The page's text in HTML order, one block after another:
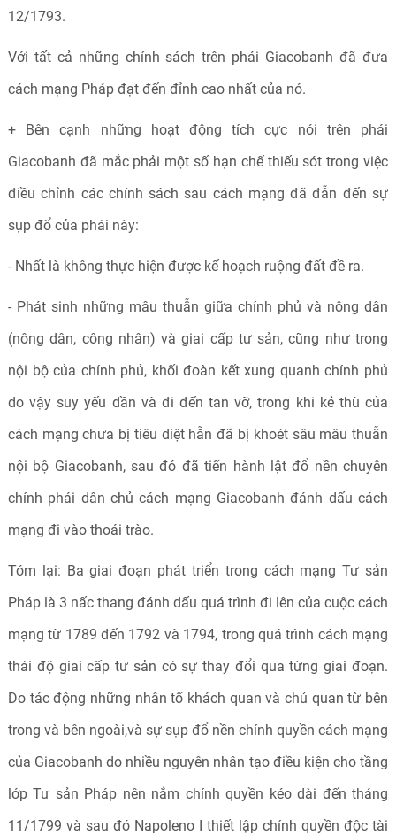
12/1793.
Với tất cả những chính sách trên phái Giacobanh đã đưa
cách mạng Pháp đạt đến đỉnh cao nhất của nó.
+ Bên cạnh những hoạt động tích cực nói trên phái
Giacobanh đã mắc phải một số hạn chế thiếu sót trong việc
điều chỉnh các chính sách sau cách mạng đã đẫn đến sự
sụp đổ của phái này:
- Nhất là không thực hiện được kế hoạch ruộng đất đề ra.
- Phát sinh những mâu thuẫn giữa chính phủ và nông dân
(nông dân, công nhân) và giai cấp tư sản, cũng như trong
nội bộ của chính phủ, khối đoàn kết xung quanh chính phủ
do vậy suy yếu dần và đi đến tan vỡ, trong khi kẻ thù của
cách mạng chưa bị tiêu diệt hẵn đã bị khoét sâu mâu thuẫn
nội bộ Giacobanh, sau đó đã tiến hành lật đổ nền chuyên
chính phái dân chủ cách mạng Giacobanh đánh dấu cách
mạng đi vào thoái trào.
Tóm lại: Ba giai đoạn phát triển trong cách mạng Tư sản
Pháp là 3 nấc thang đánh dấu quá trình đi lên của cuộc cách
mạng từ 1789 đến 1792 và 1794, trong quá trình cách mạng
thái độ giai cấp tư sản có sự thay đổi qua từng giai đoạn.
Do tác động những nhân tố khách quan và chủ quan từ bên
trong và bên ngoài,và sự sụp đổ nền chính quyền cách mạng
của Giacobanh do nhiều nguyên nhân tạo điều kiện cho tầng
lớp Tư sản Pháp nên nắm chính quyền kéo dài đến tháng
11/1799 và sau đó Napoleno I thiết lập chính quyền độc tài